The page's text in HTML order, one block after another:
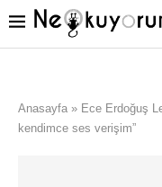
Anasayfa » Ece Erdoğuş
kendimce ses verişim”